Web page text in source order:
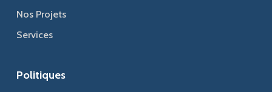
Nos Projets
Services
Politiques